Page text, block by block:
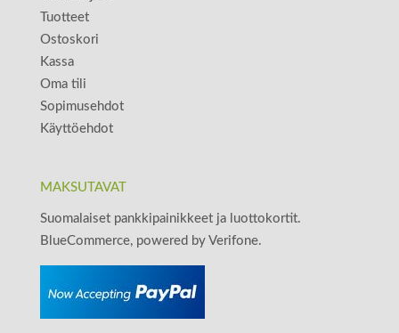
Tuotteet
Ostoskori
Kassa
Oma tili
Sopimusehdot
Käyttöehdot
MAKSUTAVAT
Suomalaiset pankkipainikkeet ja luottokortit.
BlueCommerce, powered by Verifone.